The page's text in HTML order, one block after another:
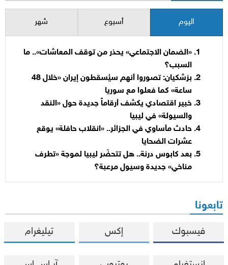
اليوم أسبوع شهر
«الضمان الاجتماعي» يحذر من توقف المعاشات».. ما
السبب؟
بزشكيان: تصوروا أنهم سيُسقطون إيران «خلال 48
ساعة» كما فعلوا مع سوريا
خبير اقتصادي يكشف أرقاماً جديدة حول «النقد
والسيولة» في ليبيا
حادث مأساوي في الجزائر.. «انقلاب حافلة» يوقع
عشرات الضحايا
بعد كابوس درنة.. هل تتحضّر ليبيا لموجة «تطرف
مناخي» جديدة وسيول مرعبة؟
تابعونا
فيسبوك إكس تيليغرام